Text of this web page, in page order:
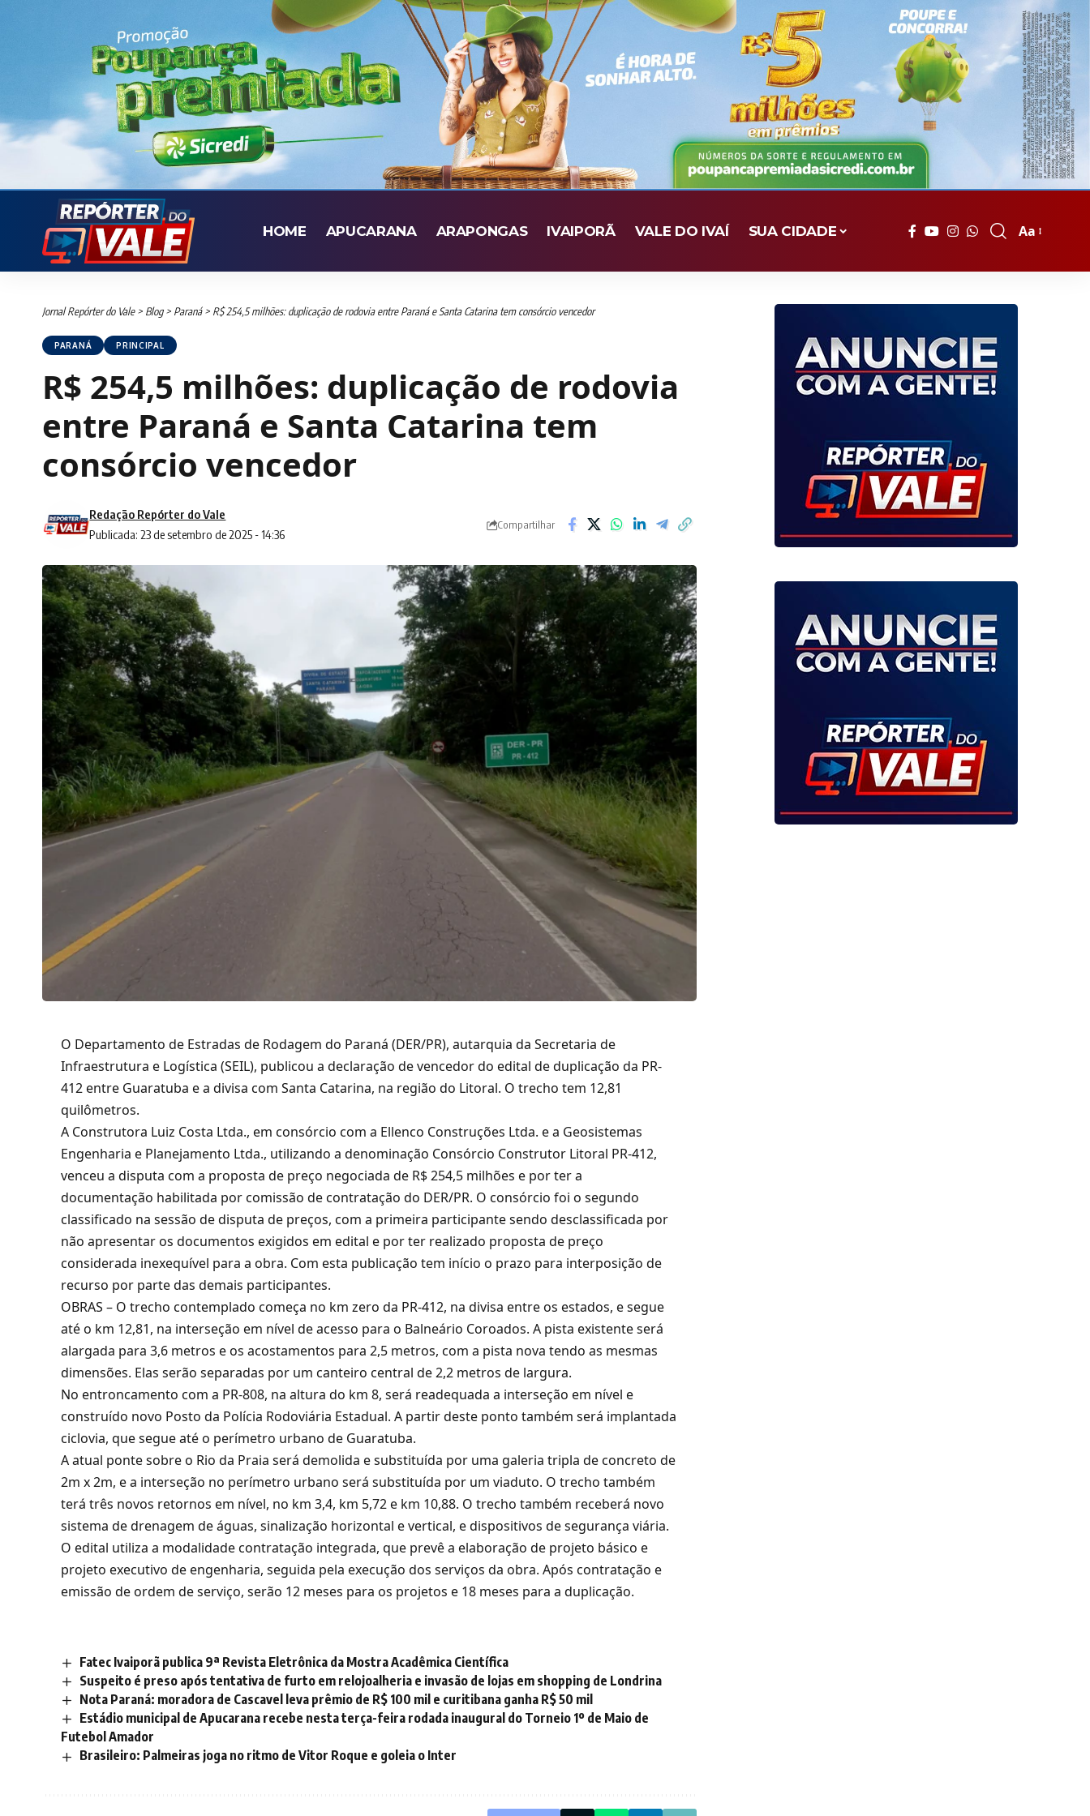
HOME APUCARANA ARAPONGAS IVAIPORÃ VALE DO IVAÍ SUA CIDADE
Font
Aa
Jornal Repórter do Vale> Blog> Paraná> R$ 254,5 milhões: duplicação de rodovia entre Paraná e Santa Catarina tem consórcio vencedor
PARANÁ PRINCIPAL
R$ 254,5 milhões: duplicação de rodovia
entre Paraná e Santa Catarina tem
consórcio vencedor
Publicada: 23 de setembro de 2025 - 14:36
Redação Repórter do Vale
Compartilhar
O Departamento de Estradas de Rodagem do Paraná (DER/PR), autarquia da Secretaria de
Infraestrutura e Logística (SEIL), publicou a declaração de vencedor do edital de duplicação da PR-
412 entre Guaratuba e a divisa com Santa Catarina, na região do Litoral. O trecho tem 12,81
quilômetros.
A Construtora Luiz Costa Ltda., em consórcio com a Ellenco Construções Ltda. e a Geosistemas
Engenharia e Planejamento Ltda., utilizando a denominação Consórcio Construtor Litoral PR-412,
venceu a disputa com a proposta de preço negociada de R$ 254,5 milhões e por ter a
documentação habilitada por comissão de contratação do DER/PR. O consórcio foi o segundo
classificado na sessão de disputa de preços, com a primeira participante sendo desclassificada por
não apresentar os documentos exigidos em edital e por ter realizado proposta de preço
considerada inexequível para a obra. Com esta publicação tem início o prazo para interposição de
recurso por parte das demais participantes.
OBRAS – O trecho contemplado começa no km zero da PR-412, na divisa entre os estados, e segue
até o km 12,81, na interseção em nível de acesso para o Balneário Coroados. A pista existente será
alargada para 3,6 metros e os acostamentos para 2,5 metros, com a pista nova tendo as mesmas
dimensões. Elas serão separadas por um canteiro central de 2,2 metros de largura.
No entroncamento com a PR-808, na altura do km 8, será readequada a interseção em nível e
construído novo Posto da Polícia Rodoviária Estadual. A partir deste ponto também será implantada
ciclovia, que segue até o perímetro urbano de Guaratuba.
A atual ponte sobre o Rio da Praia será demolida e substituída por uma galeria tripla de concreto de
2m x 2m, e a interseção no perímetro urbano será substituída por um viaduto. O trecho também
terá três novos retornos em nível, no km 3,4, km 5,72 e km 10,88. O trecho também receberá novo
sistema de drenagem de águas, sinalização horizontal e vertical, e dispositivos de segurança viária.
O edital utiliza a modalidade contratação integrada, que prevê a elaboração de projeto básico e
projeto executivo de engenharia, seguida pela execução dos serviços da obra. Após contratação e
emissão de ordem de serviço, serão 12 meses para os projetos e 18 meses para a duplicação.
Fatec Ivaiporã publica 9ª Revista Eletrônica da Mostra Acadêmica Científica
Suspeito é preso após tentativa de furto em relojoalheria e invasão de lojas em shopping de Londrina
Nota Paraná: moradora de Cascavel leva prêmio de R$ 100 mil e curitibana ganha R$ 50 mil
Estádio municipal de Apucarana recebe nesta terça-feira rodada inaugural do Torneio 1º de Maio de
Futebol Amador
Brasileiro: Palmeiras joga no ritmo de Vitor Roque e goleia o Inter